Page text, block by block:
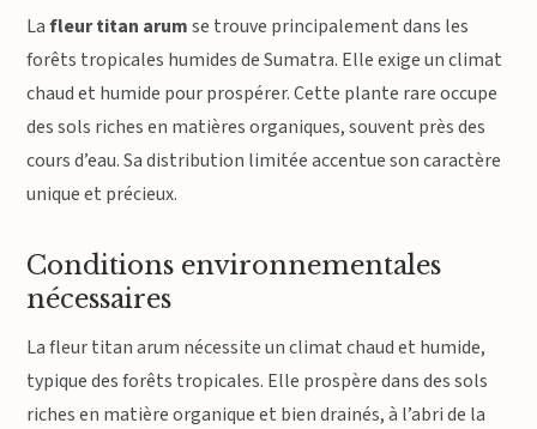
Lafleur titan arumse trouve principalement dans les
forêts tropicales humides de Sumatra. Elle exige un climat
chaud et humide pour prospérer. Cette plante rare occupe
des sols riches en matières organiques, souvent près des
cours d’eau. Sa distribution limitée accentue son caractère
unique et précieux.
Conditions environnementales
nécessaires
La fleur titan arum nécessite un climat chaud et humide,
typique des forêts tropicales. Elle prospère dans des sols
riches en matière organique et bien drainés, à l’abri de la